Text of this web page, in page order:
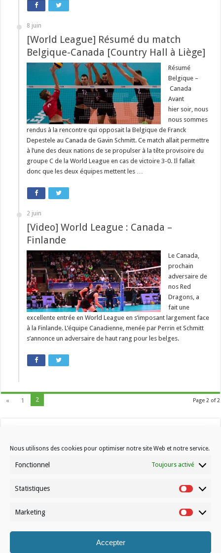
Nous utilisons des cookies pour optimiser notre site Web et notre service.
Fonctionnel Toujours activé
Statistiques
Marketing
Accepter
8 juin
[World League] Résumé du match
Belgique-Canada [Country Hall à Liège]
Résumé
Belgique –
Canada
Avant
hier soir, nous
nous sommes
rendus à la rencontre qui opposait la Belgique de Franck
Depestele au Canada de Gavin Schmitt. Ce match allait permettre
à l’une des deux nations de se propulser à la tête provisoire du
groupe C de la World League en cas de victoire 3-0. Il fallait
donc que les deux équipes mettent les …
2 juin
[Video] World League : Canada –
Finlande
Le Canada,
prochain
adversaire de
nos Red
Dragons, a
fait une
excellente entrée en World League en s’imposant largement face
à la Finlande. L’équipe Canadienne, menée par Perrin et Schmitt
s’annonce un adversaire de haut rang pour les belges.
Page 2 of 2
« 1 2
Contactez-nous